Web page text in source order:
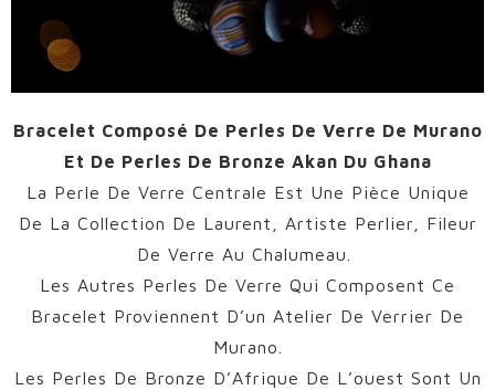
Bracelet Composé De Perles De Verre De Murano
Et De Perles De Bronze Akan Du Ghana
La Perle De Verre Centrale Est Une Pièce Unique
De La Collection De Laurent, Artiste Perlier, Fileur
De Verre Au Chalumeau.
Les Autres Perles De Verre Qui Composent Ce
Bracelet Proviennent D’un Atelier De Verrier De
Murano.
Les Perles De Bronze D’Afrique De L’ouest Sont Un